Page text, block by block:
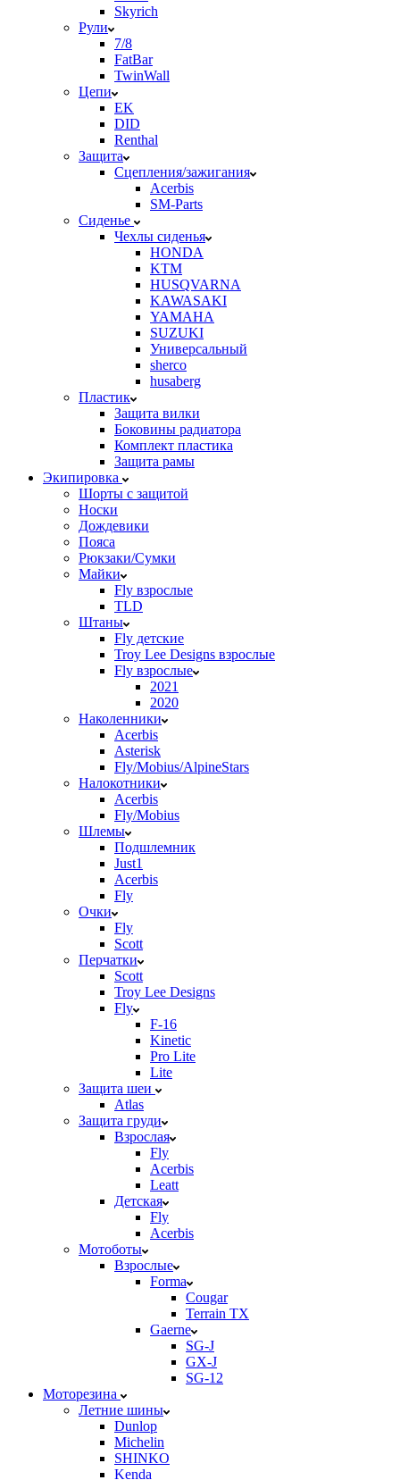
Skyrich
Рули
7/8
FatBar
TwinWall
Цепи
EK
DID
Renthal
Защита
Сцепления/зажигания
Acerbis
SM-Parts
Сиденье
Чехлы сиденья
HONDA
KTM
HUSQVARNA
KAWASAKI
YAMAHA
SUZUKI
Универсальный
sherco
husaberg
Пластик
Защита вилки
Боковины радиатора
Комплект пластика
Защита рамы
Экипировка
Шорты с защитой
Носки
Дождевики
Пояса
Рюкзаки/Сумки
Майки
Fly взрослые
TLD
Штаны
Fly детские
Troy Lee Designs взрослые
Fly взрослые
2021
2020
Наколенники
Acerbis
Asterisk
Fly/Mobius/AlpineStars
Налокотники
Acerbis
Fly/Mobius
Шлемы
Подшлемник
Just1
Acerbis
Fly
Очки
Fly
Scott
Перчатки
Scott
Troy Lee Designs
Fly
F-16
Kinetic
Pro Lite
Lite
Защита шеи
Atlas
Защита груди
Взрослая
Fly
Acerbis
Leatt
Детская
Fly
Acerbis
Мотоботы
Взрослые
Forma
Cougar
Terrain TX
Gaerne
SG-J
GX-J
SG-12
Моторезина
Летние шины
Dunlop
Michelin
SHINKO
Kenda